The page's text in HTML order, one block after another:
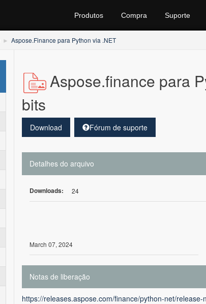
Produtos Compra Suporte
Aspose.Finance para Python via .NET
Aspose.finance para
bits
Download Fórum de suporte
Detalhes do arquivo
Downloads: 24
March 07, 2024
Notas de liberação
https://releases.aspose.com/finance/python-net/